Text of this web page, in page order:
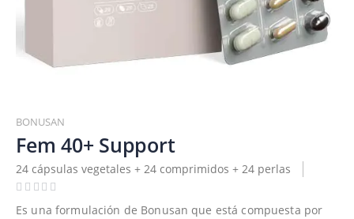
al
comienzo
de
la
galería
de
BONUSAN
Fem 40+ Support
24 cápsulas vegetales + 24 comprimidos + 24 perlas
Es una formulación de Bonusan que está compuesta por